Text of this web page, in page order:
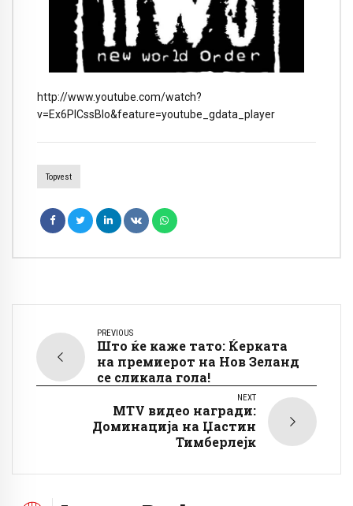
http://www.youtube.com/watch?
v=Ex6PICssBlo&feature=youtube_gdata_player
Topvest
PREVIOUS
Што ќе каже тато: Ќерката
на премиерот на Нов Зеланд
се сликала гола!
NEXT
MTV видео награди:
Доминација на Џастин
Тимберлејк